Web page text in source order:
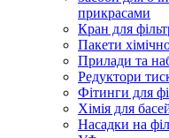
прикрасами
Кран для
Пакети
Прилади та
Редуктори
Фітинги для
Хімія для
Насадки на